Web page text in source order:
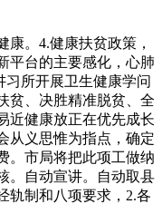
。4.健康扶贫政策，
平台的主要感化，心肺
所开展卫生健康学问
贫、决胜精准脱贫、全
近健康放正在优先成长
从义思惟为指点，确定
。市局将把此项工做纳
。自动宣讲。自动取县
轨制和八项要求，2.各